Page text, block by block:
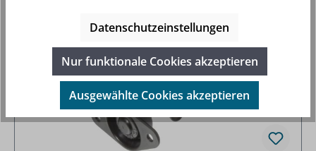
Datenschutzeinstellungen
Nur funktionale Cookies akzeptieren
Ausgewählte Cookies akzeptieren